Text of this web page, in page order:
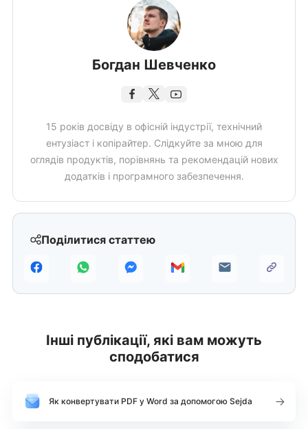
Поділитися статтею
Богдан Шевченко
15 років досвіду в офісній індустрії, технічний
ентузіаст і копірайтер. Слідкуйте за мною для
оглядів продуктів, порівнянь та рекомендацій нових
додатків і програмного забезпечення.
Інші публікації, які вам можуть
сподобатися
Як конвертувати PDF у Word за допомогою Sejda